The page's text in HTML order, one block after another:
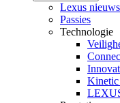
Lexus nieuws
Passies
Technologie
Kinetic